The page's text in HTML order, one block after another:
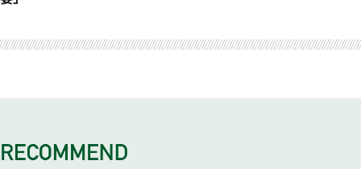
必要なのは、「反省」ではなく「内省」
言い訳で、自分はできないと決めつけてしまう
本当の気持ちを隠す「フタ」の存在
今日のあなたはこんなにできている
日常の中の「数」に注目するNumber のめがね
「時間」のレンズ
「習慣化」のレンズ
「表情」のレンズ
「根拠のない自信」を持つ人ほどうまくいく理由
思考停止に陥る3 つの罠
「できたこと」に対して内省する
できたことノートを書いてみよう
カフェ好きD さんの1 カ月後のノート
クリティカル・シンキングは目的思考を導く
資格試験に挑戦するM さんの「できたことノート」
「経験から学ぶ力」がまだ十分でない人の
対処法
NG パターン2 分析なし型
「ありたい姿」が自然に見えてくる